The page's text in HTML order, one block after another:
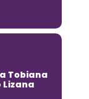
Tobiana
Lizana